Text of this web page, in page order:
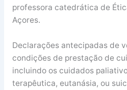
professora catedrática de
Açores.
Declarações antecipadas de
condições de prestação de
incluindo os cuidados
terapêutica, eutanásia, ou